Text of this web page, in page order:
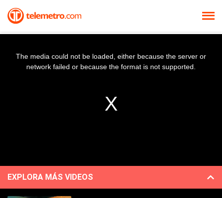
The media could not be loaded, either because the server or
network failed or because the format is not supported.
EXPLORA MÁS VIDEOS